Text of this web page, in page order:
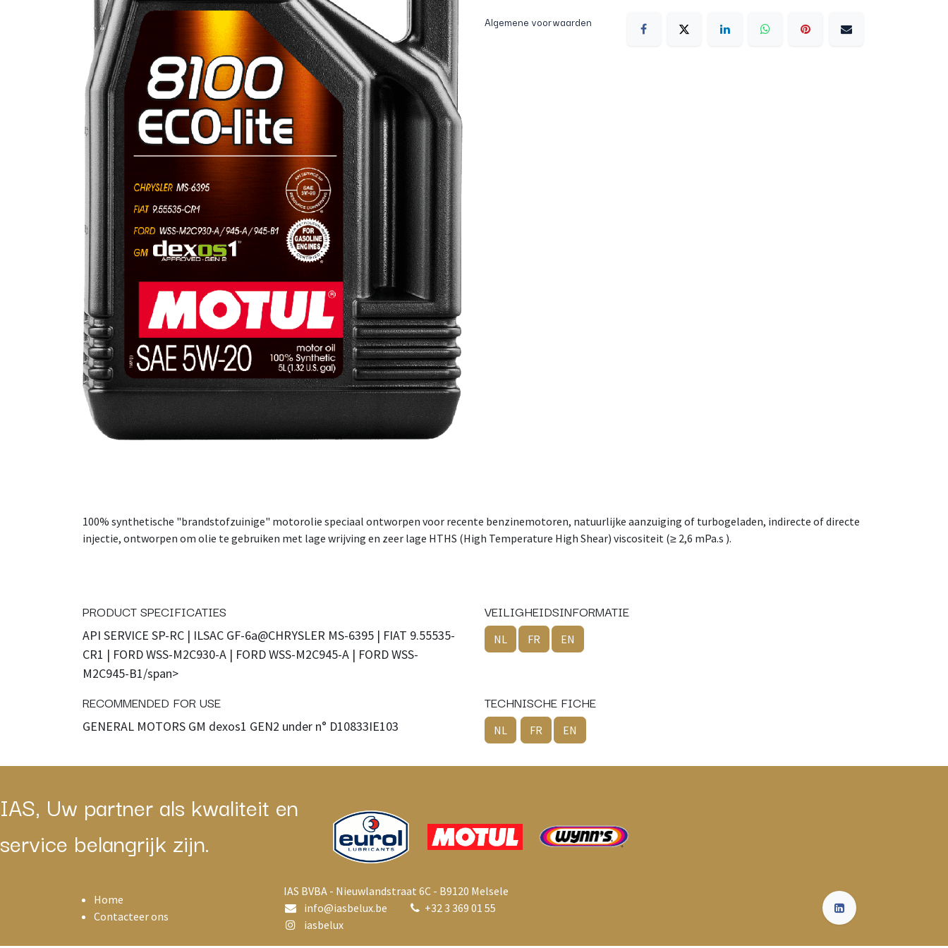
Algemene voorwaarden
100% synthetische "brandstofzuinige" motorolie speciaal ontworpen voor recente benzinemotoren, natuurlijke aanzuiging of turbogeladen, indirecte of directe
injectie, ontworpen om olie te gebruiken met lage wrijving en zeer lage HTHS (High Temperature High Shear) viscositeit (≥ 2,6 mPa.s ).
PRODUCT SPECIFICATIES
API SERVICE SP-RC | ILSAC GF-6a@CHRYSLER MS-6395 | FIAT 9.55535-
CR1 | FORD WSS-M2C930-A | FORD WSS-M2C945-A | FORD WSS-
M2C945-B1/span>
VEILIGHEIDSINFORMATIE
NL FR EN
RECOMMENDED FOR USE
GENERAL MOTORS GM dexos1 GEN2 under n° D10833IE103
TECHNISCHE FICHE
NL FR EN
IAS, Uw partner als kwaliteit en
service belangrijk zijn.
Home
Contacteer ons
IAS BVBA - Nieuwlandstraat 6C - B9120 Melsele
info@iasbelux.be +32 3 369 01 55
iasbelux